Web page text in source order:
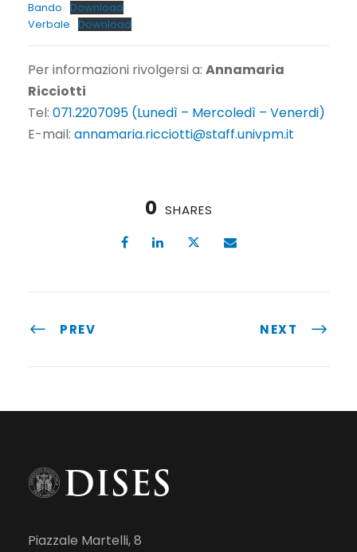
Bando
Download
Verbale
Download
Per informazioni rivolgersi a: Annamaria
Ricciotti
Tel: 071.2207095 (Lunedì – Mercoledì – Venerdi)
E-mail: annamaria.ricciotti@staff.univpm.it
0 SHARES
PREV NEXT
Piazzale Martelli, 8